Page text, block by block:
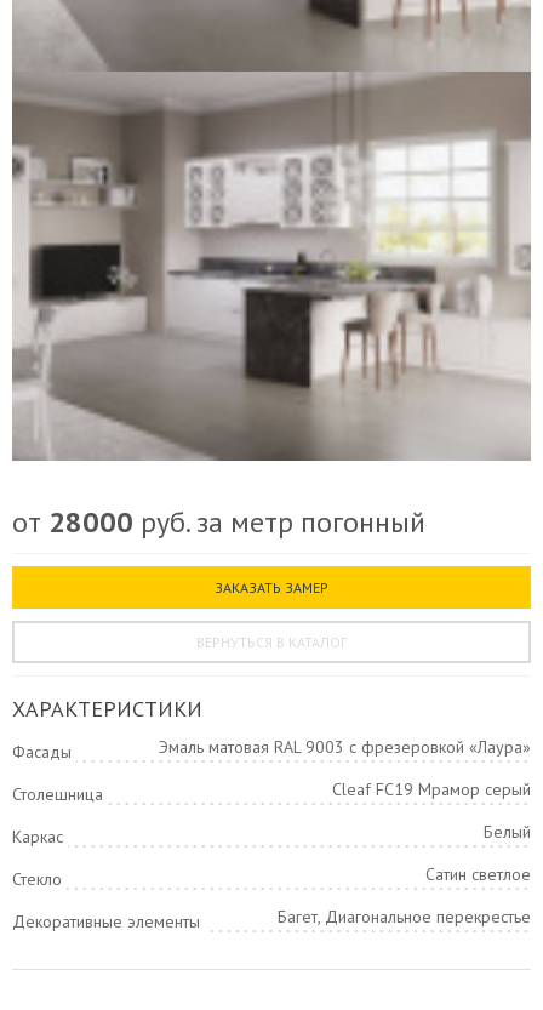
Контакты
от 28000 руб. за метр погонный
ЗАКАЗАТЬ ЗАМЕР
ВЕРНУТЬСЯ В КАТАЛОГ
ХАРАКТЕРИСТИКИ
Фасады Эмаль матовая RAL 9003 с фрезеровкой «Лаура»
Столешница Cleaf FC19 Мрамор серый
Каркас Белый
Стекло Сатин светлое
Декоративные элементы Багет, Диагональное перекрестье
ЗАКАЗАТЬ ЗАМЕР
КУХНЯ KRISTINA (БЕЛАЯ МАТОВАЯ)
Я согласен наобработку персональных данных
ОТПРАВИТЬ